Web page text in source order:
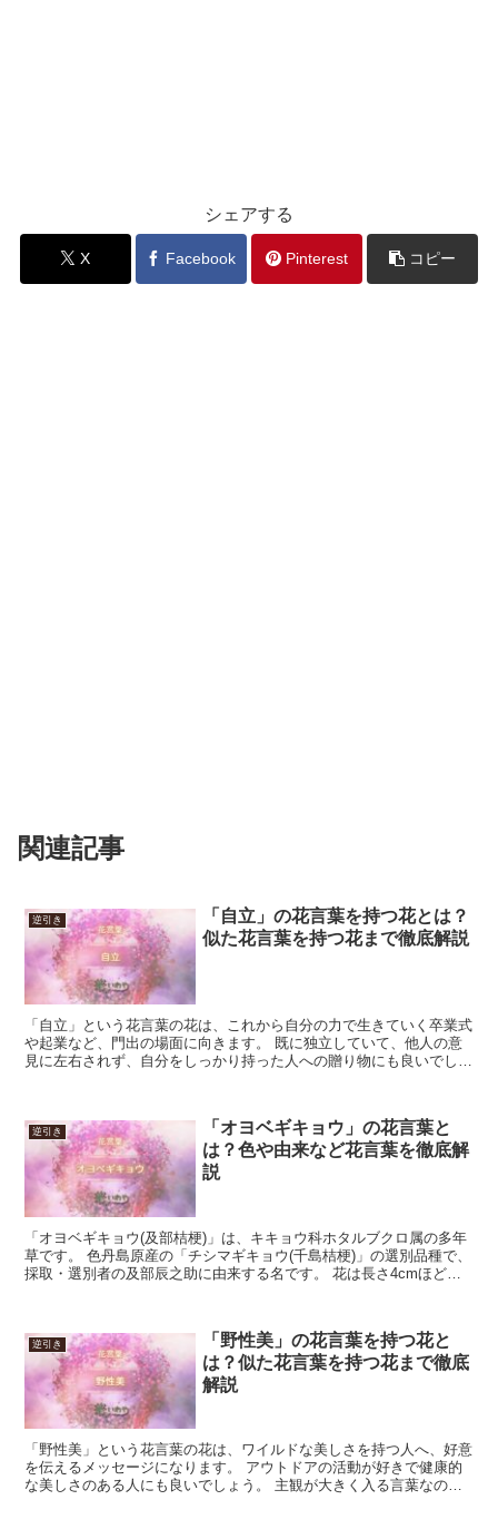
シェアする
X Facebook Pinterest コピー
関連記事
逆引き
「自立」の花言葉を持つ花とは？
似た花言葉を持つ花まで徹底解説
「自立」という花言葉の花は、これから自分の力で生きていく卒業式
や起業など、門出の場面に向きます。 既に独立していて、他人の意
見に左右されず、自分をしっかり持った人への贈り物にも良いでしょ
逆引き
「オヨベギキョウ」の花言葉と
は？色や由来など花言葉を徹底解
説
「オヨベギキョウ(及部桔梗)」は、キキョウ科ホタルブクロ属の多年
草です。 色丹島原産の「チシマギキョウ(千島桔梗)」の選別品種で、
採取・選別者の及部辰之助に由来する名です。 花は長さ4cmほど、
逆引き
「野性美」の花言葉を持つ花と
は？似た花言葉を持つ花まで徹底
解説
「野性美」という花言葉の花は、ワイルドな美しさを持つ人へ、好意
を伝えるメッセージになります。 アウトドアの活動が好きで健康的
な美しさのある人にも良いでしょう。 主観が大きく入る言葉なの